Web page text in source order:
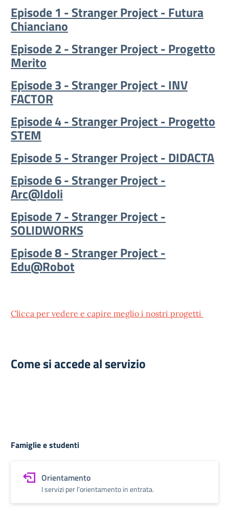
Episode 1 - Stranger Project - Futura
Chianciano
Episode 2 - Stranger Project - Progetto
Merito
Episode 3 - Stranger Project - INV
FACTOR
Episode 4 - Stranger Project - Progetto
STEM
Episode 5 - Stranger Project - DIDACTA
Episode 6 - Stranger Project -
Arc@Idoli
Episode 7 - Stranger Project -
SOLIDWORKS
Episode 8 - Stranger Project -
Edu@Robot
Clicca per vedere e capire meglio i nostri progetti
Come si accede al servizio
Famiglie e studenti
Orientamento
I servizi per l’orientamento in entrata.